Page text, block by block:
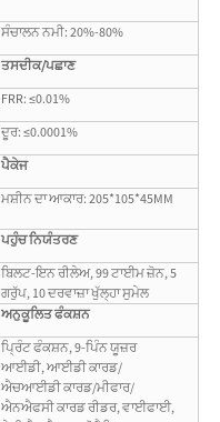
ਸੰਚਾਲਨ ਨਮੀ: 20%-80%
ਤਸਦੀਕ/ਪਛਾਣ
FRR: ≤0.01%
ਦੂਰ: ≤0.0001%
ਪੈਕੇਜ
ਮਸ਼ੀਨ ਦਾ ਆਕਾਰ: 205*105*45MM
ਪਹੁੰਚ ਨਿਯੰਤਰਣ
ਬਿਲਟ-ਇਨ ਰੀਲੇਅ, 99 ਟਾਈਮ ਜ਼ੋਨ, 5
ਗਰੁੱਪ, 10 ਦਰਵਾਜ਼ਾ ਖੁੱਲ੍ਹਾ ਸੁਮੇਲ
ਅਨੁਕੂਲਿਤ ਫੰਕਸ਼ਨ
ਪ੍ਰਿੰਟ ਫੰਕਸ਼ਨ, 9-ਪਿੰਨ ਯੂਜ਼ਰ
ਆਈਡੀ, ਆਈਡੀ ਕਾਰਡ/
ਐਚਆਈਡੀ ਕਾਰਡ/ਮੀਫਾਰ/
ਐਨਐਫਸੀ ਕਾਰਡ ਰੀਡਰ, ਵਾਈਫਾਈ,